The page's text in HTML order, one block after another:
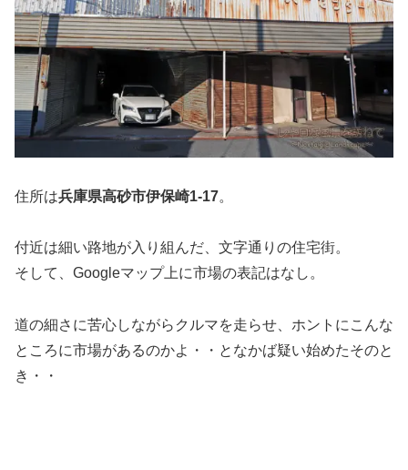
住所は兵庫県高砂市伊保崎1-17。
付近は細い路地が入り組んだ、文字通りの住宅街。
そして、Googleマップ上に市場の表記はなし。
道の細さに苦心しながらクルマを走らせ、ホントにこんな
ところに市場があるのかよ・・となかば疑い始めたそのと
き・・